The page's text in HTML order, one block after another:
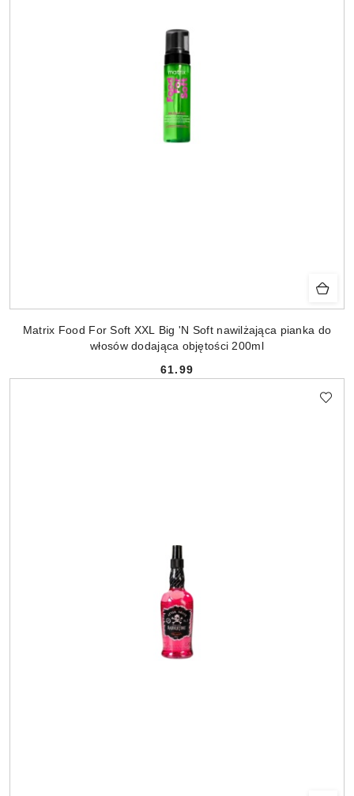
Matrix Food For Soft XXL Big 'N Soft nawilżająca pianka do
włosów dodająca objętości 200ml
Cena:
61.99